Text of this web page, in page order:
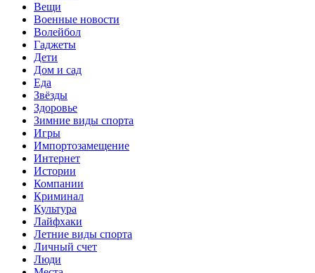
Вещи
Военные новости
Волейбол
Гаджеты
Дети
Дом и сад
Еда
Звёзды
Здоровье
Зимние виды спорта
Игры
Импортозамещение
Интернет
Истории
Компании
Криминал
Культура
Лайфхаки
Летние виды спорта
Личный счет
Люди